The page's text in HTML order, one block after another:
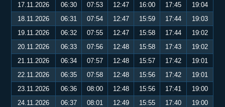
17.11.2026
06:30 07:53 12:47 16:00 17:45
19:04
18.11.2026
06:31 07:54 12:47 15:59 17:44
19:03
19.11.2026
06:32 07:55 12:47 15:58 17:44
19:02
20.11.2026
06:33 07:56 12:48 15:58 17:43
19:02
21.11.2026
06:34 07:57 12:48 15:57 17:42
19:01
22.11.2026
06:35 07:58 12:48 15:56 17:42
19:01
23.11.2026
06:36 08:00 12:48 15:56 17:41
19:00
24.11.2026
06:37 08:01 12:49 15:55 17:40
19:00